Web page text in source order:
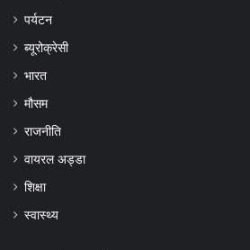
पर्यटन
ब्यूरोक्रेसी
भारत
मौसम
राजनीति
वायरल अड्डा
शिक्षा
स्वास्थ्य